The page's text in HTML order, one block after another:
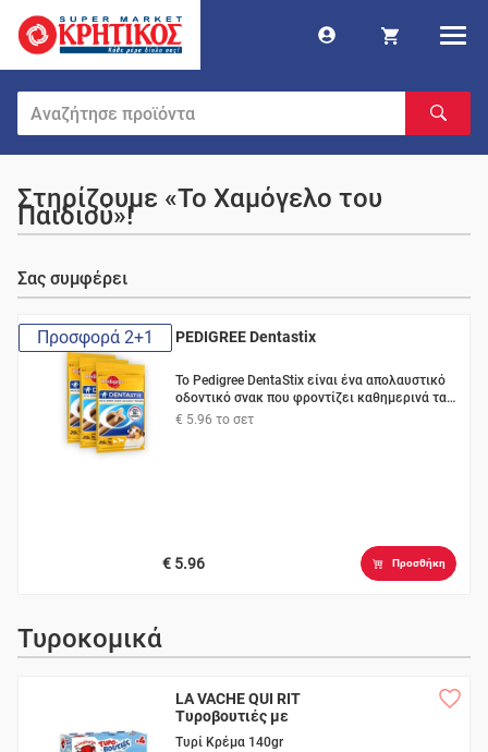
Στηρίζουμε «Το Χαμόγελο του
Παιδιού»!
Σας συμφέρει
Προσφορά 2+1 PEDIGREE Dentastix
To Pedigree DentaStix είναι ένα απολαυστικό
οδοντικό σνακ που φροντίζει καθημερινά τα
δόντια του σκύλου σας εύκολα και γρήγορα.
€ 5.96το σετ
€ 5.96 Προσθήκη
Τυροκομικά
LA VACHE QUI RIT
Τυροβουτιές με
Κριτσινάκια
Τυρί Κρέμα 140gr